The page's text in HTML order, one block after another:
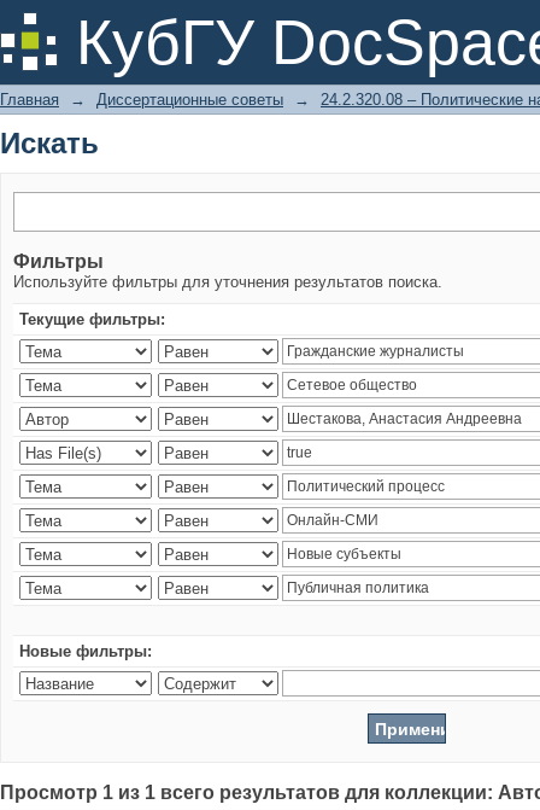
КубГУ
Искать
Главная → Диссертационные советы → 24.2.320.08 – Политические
Искать
Фильтры
Используйте фильтры для уточнения результатов поиска.
Текущие фильтры:
Новые фильтры:
Просмотр 1 из 1 всего результатов для коллекции: